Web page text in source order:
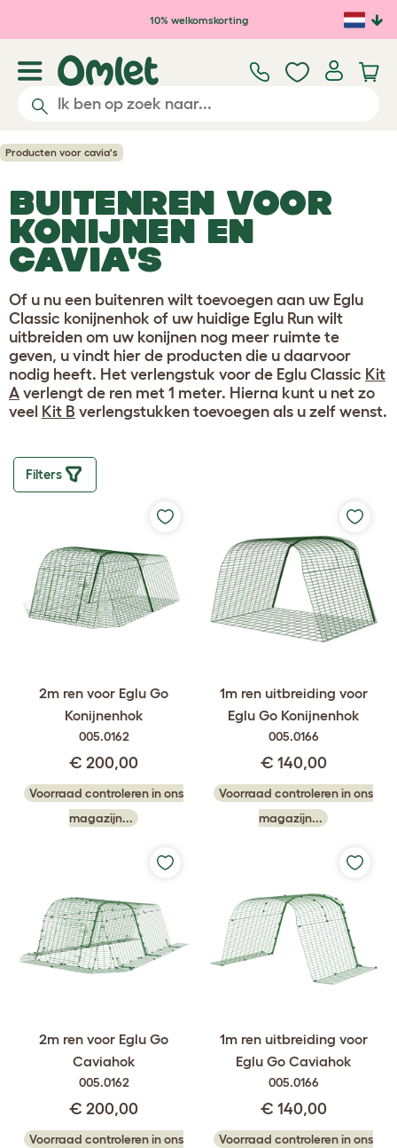
Ga naar de hoofdinhoud
10% welkomskorting
Producten voor cavia's
BUITENREN VOOR
KONIJNEN EN
CAVIA'S
Of u nu een buitenren wilt toevoegen aan uw Eglu
Classic konijnenhok of uw huidige Eglu Run wilt
uitbreiden om uw konijnen nog meer ruimte te
geven, u vindt hier de producten die u daarvoor
nodig heeft. Het verlengstuk voor de Eglu Classic Kit
A verlengt de ren met 1 meter. Hierna kunt u net zo
veel Kit B verlengstukken toevoegen als u zelf wenst.
Filters
2m ren voor Eglu Go
Konijnenhok
005.0162
€ 200,00
Voorraad controleren in ons
magazijn...
1m ren uitbreiding voor
Eglu Go Konijnenhok
005.0166
€ 140,00
Voorraad controleren in ons
magazijn...
2m ren voor Eglu Go
Caviahok
005.0162
€ 200,00
Voorraad controleren in ons
1m ren uitbreiding voor
Eglu Go Caviahok
005.0166
€ 140,00
Voorraad controleren in ons